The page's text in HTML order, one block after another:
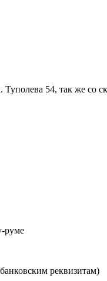
54, так же со
руме
реквизитам)